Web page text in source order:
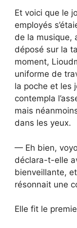
Et voici que le
employés
de la musique,
déposé sur la
moment,
uniforme de
la poche et les
contempla
mais
dans les yeux.
— Eh bien,
déclara-t-elle
bienveillante,
résonnait une
Elle fit le